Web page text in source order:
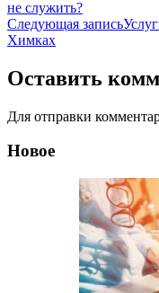
по
записям
не служить?
Следующая запись
Химках
Оставить
Для отправки
Новое